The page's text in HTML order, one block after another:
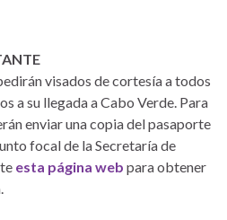
visados de cortesía a todos
a su llegada a Cabo Verde. Para
enviar una copia del pasaporte
focal de la Secretaría de
esta página web para obtener